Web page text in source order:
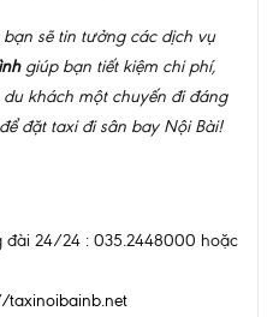
sẽ tin tưởng các dịch vụ
giúp bạn tiết kiệm chi phí,
khách một chuyến đi đáng
đặt taxi đi sân bay Nội Bài!
đài 24/24 : 035.2448000 hoặc
taxinoibainb.net